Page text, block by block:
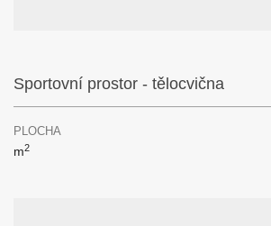
Sportovní prostor - tělocvična
PLOCHA
m2